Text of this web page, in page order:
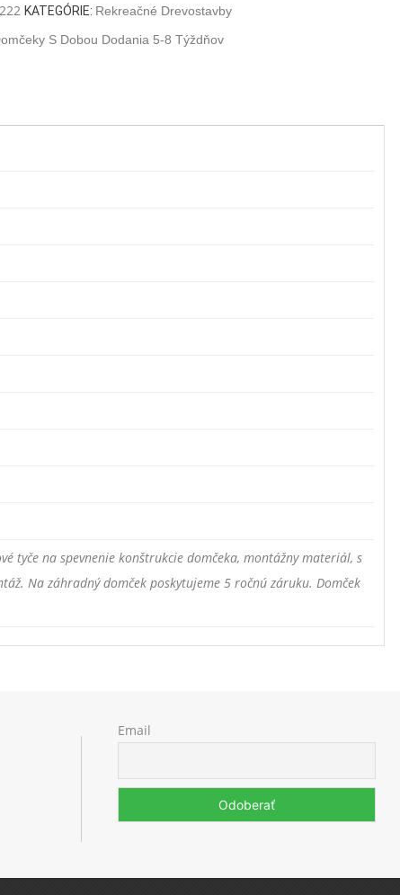
KATEGÓRIE: Rekreačné Drevostavby
S Dobou Dodania 5-8 Týždňov
tyče na spevnenie konštrukcie domčeka, montážny materiál, s
Na záhradný domček poskytujeme 5 ročnú záruku. Domček
Email